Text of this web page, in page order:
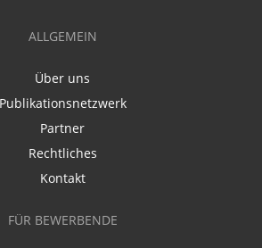
ALLGEMEIN
Über uns
Publikationsnetzwerk
Partner
Rechtliches
Kontakt
FÜR BEWERBENDE